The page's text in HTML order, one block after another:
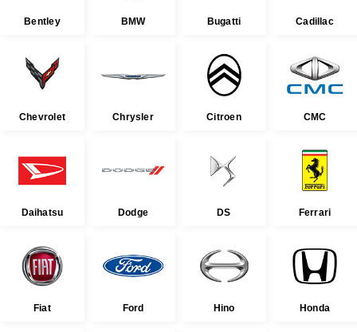
Bentley BMW Bugatti Cadillac
Chevrolet Chrysler Citroen CMC
Daihatsu Dodge DS Ferrari
Fiat Ford Hino Honda